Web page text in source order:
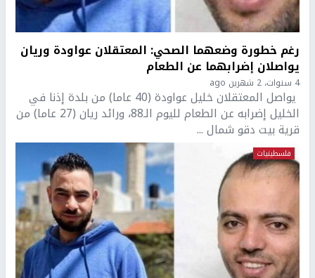
رغم خطورة وضعهما الصحي: المعتقلان عواودة وريان
يواصلان إضرابهما عن الطعام
4 سنوات، 2 شهرين ago
يواصل المعتقلان خليل عواودة (40 عاما) من بلدة إذنا في
الخليل إضرابه عن الطعام لليوم الـ88، ورائد ريان (27 عاما) من
قرية بيت دقو شمال ...
فلسطينيات